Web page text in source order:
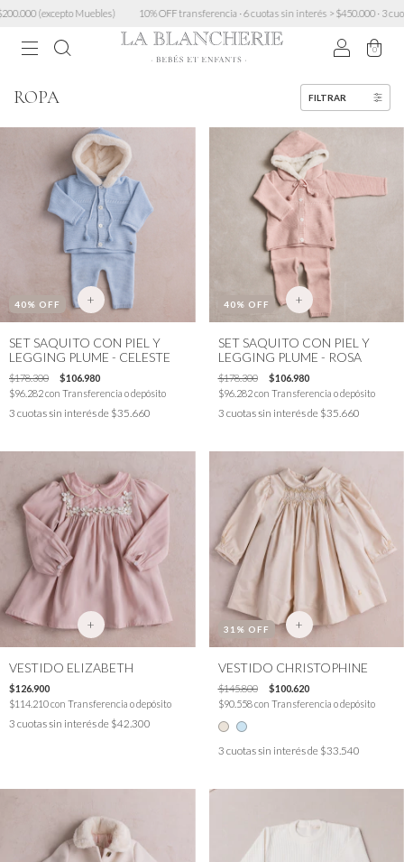
Muebles) 10% OFF transferencia · 6 cuotas sin interés > $450.000 · 3 cuotas sin mínimo
0
ROPA FILTRAR
40% OFF +
SET SAQUITO CON PIEL Y
LEGGING PLUME - CELESTE
$178.300
$106.980
$96.282con Transferencia o depósito
3 cuotas sin interés de $35.660
40% OFF +
SET SAQUITO CON PIEL Y
LEGGING PLUME - ROSA
$178.300
$106.980
$96.282con Transferencia o depósito
3 cuotas sin interés de $35.660
+
VESTIDO ELIZABETH
$126.900
$114.210con Transferencia o depósito
3 cuotas sin interés de $42.300
31 % OFF +
VESTIDO CHRISTOPHINE
$145.800
$100.620
$90.558con Transferencia o depósito
3 cuotas sin interés de $33.540